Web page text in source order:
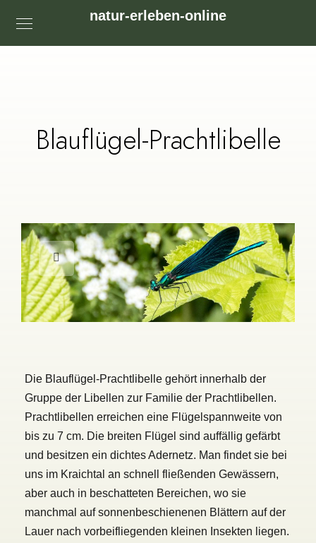
natur-erleben-online
Blauflügel-Prachtlibelle
Die Blauflügel-Prachtlibelle gehört innerhalb der
Gruppe der Libellen zur Familie der Prachtlibellen.
Prachtlibellen erreichen eine Flügelspannweite von
bis zu 7 cm. Die breiten Flügel sind auffällig gefärbt
und besitzen ein dichtes Adernetz. Man findet sie bei
uns im Kraichtal an schnell fließenden Gewässern,
aber auch in beschatteten Bereichen, wo sie
manchmal auf sonnenbeschienenen Blättern auf der
Lauer nach vorbeifliegenden kleinen Insekten liegen.